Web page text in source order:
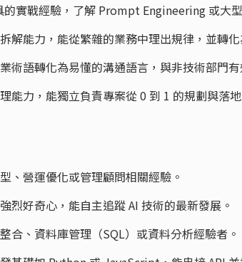
的實戰經驗，了解 Prompt Engineering 或大
解能力，能從繁雜的業務中理出規律，並轉
術語轉化為易懂的溝通語言，與非技術部門有
能力，能獨立負責專案從 0 到 1 的規劃與落地
、營運優化或管理顧問相關經驗。
烈好奇心，能自主追蹤 AI 技術的最新發展。
合、資料庫管理（SQL）或資料分析經驗者。